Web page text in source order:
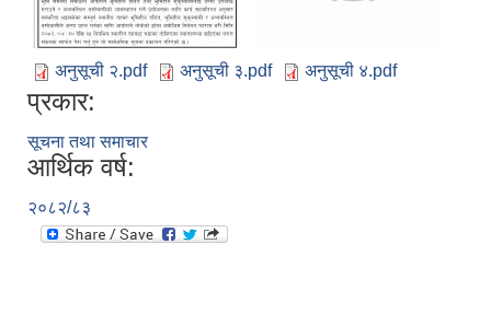
अनुसूची २.pdf अनुसूची ३.pdf अनुसूची ४.pdf
प्रकार:
सूचना तथा समाचार
आर्थिक वर्ष:
२०८२/८३